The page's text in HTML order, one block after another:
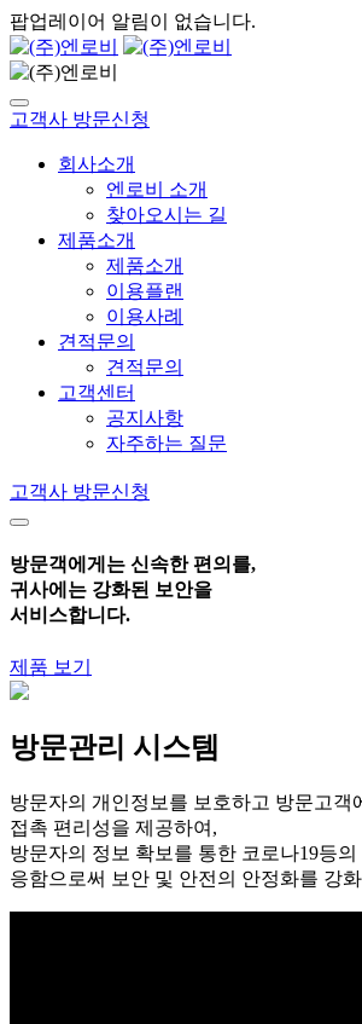
팝업레이어 알림이 없습니다.
고객사 방문신청
회사소개
엔로비 소개
찾아오시는 길
제품소개
제품소개
이용플랜
이용사례
견적문의
견적문의
고객센터
공지사항
자주하는 질문
고객사 방문신청
방문객에게는 신속한 편의 를,
귀사에는 강화된 보안을
서비스합니다.
제품 보기
방문관리 시스템
방문자의 개인정보를 보호하고 방문고객
접촉 편리성을 제공하여,
방문자의 정보 확보를 통한 코로나19등
응함으로써 보안 및 안전의 안정화를 강